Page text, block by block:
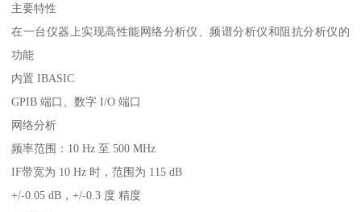
主要特性
在一台仪器上实现高性能网络分析仪、频谱分析仪和阻抗分析仪的
功能
内置 IBASIC
GPIB 端口、数字 I/O 端口
网络分析
频率范围：10 Hz 至 500 MHz
IF带宽为 10 Hz 时，范围为 115 dB
+/-0.05 dB，+/-0.3 度 精度